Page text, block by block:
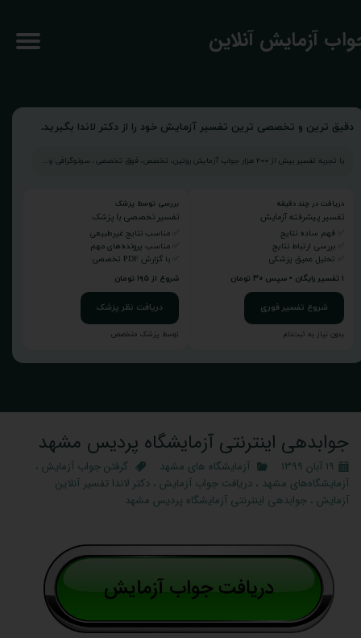
آزمایش آنلاین
دقیق ترین و تخصصی ترین تفسیر آزمایش خود را از دکتر لاندا بگیرید.
با تجربه تفسیر بیش از ۲۰۰ هزار جواب آزمایش روتین، تخصص، فوق تخصصی، سونوگرافی و...
دریافت در چند دقیقه
تفسیر پیشرفته آزمایش
✅ فهم ساده نتایج
✅ بررسی ارتباط نتایج
✅ تحلیل عمیق پزشکی
۱ تفسیر رایگان • سپس ۳۰ تومان
شروع تفسیر فوری
بدون نیاز به ثبت‌نام
بررسی توسط پزشک
تفسیر تخصصی با پزشک
✅ مناسب نتایج غیرطبیعی
✅ مناسب پرونده‌های مهم
✅ با گزارش PDF تخصصی
شروع از ۱۹۵ تومان
دریافت نظر پزشک
توسط پزشک متخصص
جوابدهی اینترنتی آزمایشگاه پردیس مشهد
۱۹ آبان ۱۳۹۹ آزمایشگاه های مشهد گرفتن جواب آزمایش ،
آزمایشگاه‌های مشهد ، دریافت جواب آزمایش ، دکتر لاندا تفسیر آنلاین
آزمایش ، جوابدهی اینترنتی آزمایشگاه پردیس مشهد